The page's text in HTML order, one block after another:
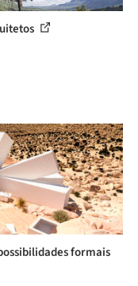
formais